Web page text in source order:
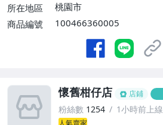
所在地區
桃園市
商品編號
100466360005
懷舊柑仔店 店鋪
粉絲數 1254 1小時前上線
人氣賣家